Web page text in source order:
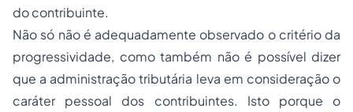
do contribuinte.
Não só não é adequadamente observado o critério da
progressividade, como também não é possível dizer
que a administração tributária leva em consideração o
caráter pessoal dos contribuintes. Isto porque o